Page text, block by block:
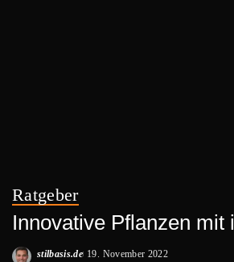
Ratgeber
Innovative Pflanzen mit i
stilbasis.de 19. November 2022